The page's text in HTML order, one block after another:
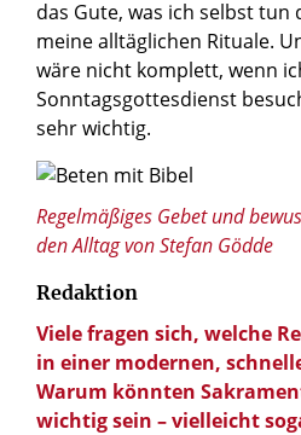
das Gute, was ich selbst tun
meine alltäglichen Rituale.
wäre nicht komplett, wenn
Sonntagsgottesdienst
sehr wichtig.
Regelmäßiges Gebet und
den Alltag von Stefan Gödde
Redaktion
Viele fragen sich, welche
in einer modernen,
Warum könnten
wichtig sein – vielleicht